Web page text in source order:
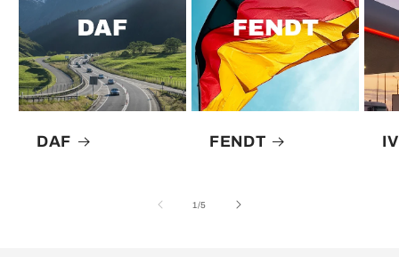
DAF FENDT
1/von
5